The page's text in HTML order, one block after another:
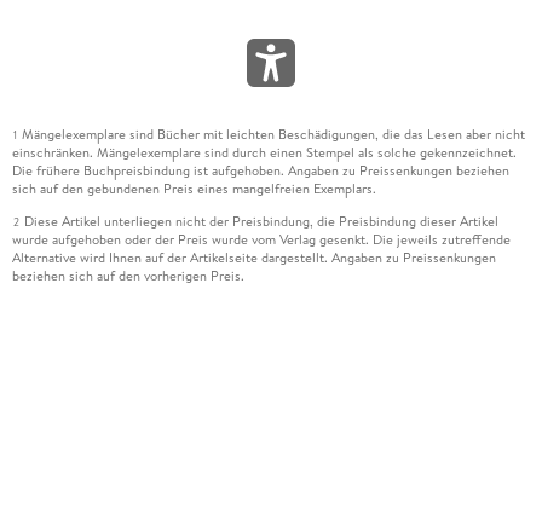
1 Mängelexemplare sind Bücher mit leichten Beschädigungen, die das Lesen aber nicht
einschränken. Mängelexemplare sind durch einen Stempel als solche gekennzeichnet.
Die frühere Buchpreisbindung ist aufgehoben. Angaben zu Preissenkungen beziehen
sich auf den gebundenen Preis eines mangelfreien Exemplars.
2 Diese Artikel unterliegen nicht der Preisbindung, die Preisbindung dieser Artikel
wurde aufgehoben oder der Preis wurde vom Verlag gesenkt. Die jeweils zutreffende
Alternative wird Ihnen auf der Artikelseite dargestellt. Angaben zu Preissenkungen
beziehen sich auf den vorherigen Preis.